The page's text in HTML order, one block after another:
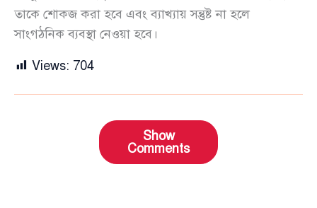
তাকে শোকজ করা হবে এবং ব্যাখ্যায় সন্তুষ্ট না হলে
সাংগঠনিক ব্যবস্থা নেওয়া হবে।
Views: 704
Show
Comments